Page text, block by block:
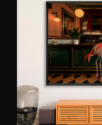
Amerikaanse auto's,
vervlogen tijdperk